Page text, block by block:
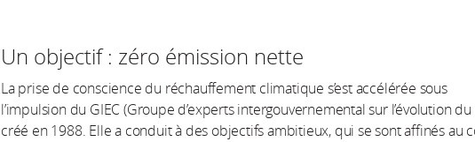
Un objectif : zéro émission nette
La prise de conscience du réchauffement climatique s’est accélérée sous
l’impulsion du GIEC (Groupe d’experts intergouvernemental sur l’évolution
créé en 1988. Elle a conduit à des objectifs ambitieux, qui se sont affinés au